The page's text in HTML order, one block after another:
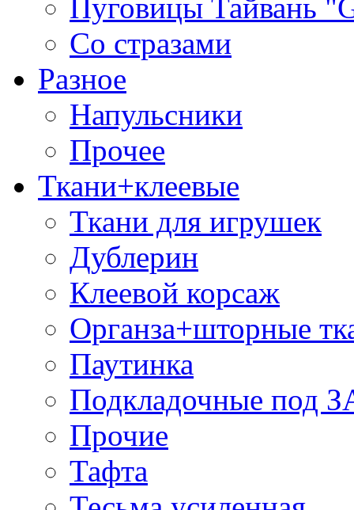
Пуговицы Тайвань
Со стразами
Разное
Напульсники
Прочее
Ткани+клеевые
Ткани для игрушек
Дублерин
Клеевой корсаж
Органза+шторные
Паутинка
Подкладочные под
Прочие
Тафта